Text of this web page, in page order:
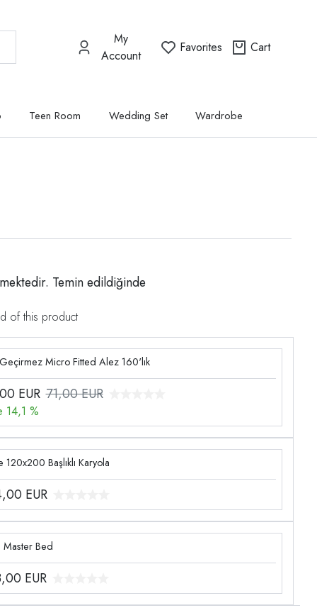
My
Account
Favorites Cart
Teen Room Wedding Set Wardrobe
Temin edildiğinde
of this product
Geçirmez Micro Fitted Alez 160'lık
EUR 71,00 EUR
14,1 %
120x200 Başlıklı Karyola
EUR
Master Bed
EUR